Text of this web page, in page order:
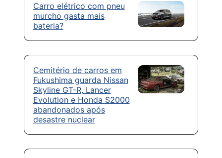
Carro elétrico com pneu
murcho gasta mais
bateria?
Cemitério de carros em
Fukushima guarda Nissan
Skyline GT-R, Lancer
Evolution e Honda S2000
abandonados após
desastre nuclear